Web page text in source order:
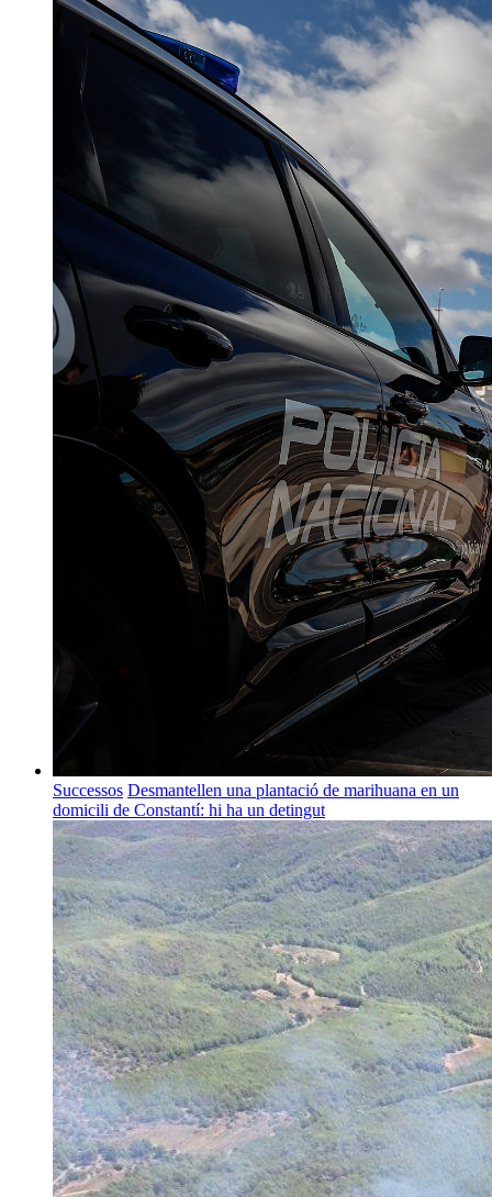
Successos Desmantellen una plantació de marihuana en un
domicili de Constantí: hi ha un detingut